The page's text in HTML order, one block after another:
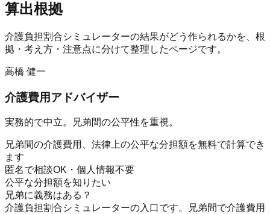
算出根拠
介護負担割合シミュレーターの結果がどう作られるかを、根
拠・考え方・注意点に分けて整理したページです。
高橋 健一
介護費用アドバイザー
実務的で中立。兄弟間の公平性を重視。
兄弟間の介護費用、法律上の公平な分担額を無料で計算でき
ます
匿名で相談OK・個人情報不要
公平な分担額を知りたい
兄弟に義務はある？
介護負担割合シミュレーターの入口です。兄弟間で介護費用